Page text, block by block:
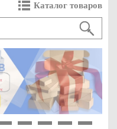
Каталог товаров